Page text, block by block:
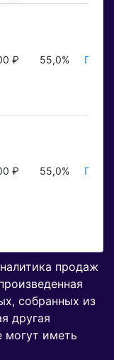
₽ 55,0%
₽ 55,0%
продаж
собранных из
другая
могут иметь